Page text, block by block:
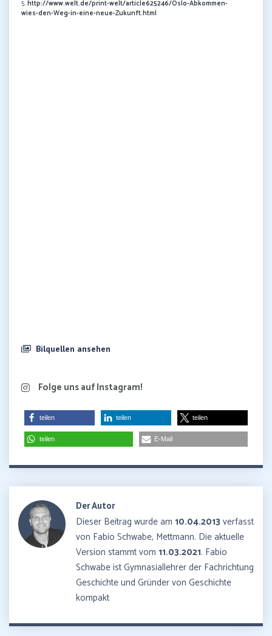
5.http://www.welt.de/print-welt/article625246/Oslo-Abkommen-
wies-den-Weg-in-eine-neue-Zukunft.html
Bilquellen ansehen
Folge uns auf Instagram!
teilen teilen teilen
teilen E-Mail
Der Autor
Dieser Beitrag wurde am 10.04.2013 verfasst
von Fabio Schwabe, Mettmann. Die aktuelle
Version stammt vom 11.03.2021. Fabio
Schwabe ist Gymnasiallehrer der Fachrichtung
Geschichte und Gründer von Geschichte
kompakt